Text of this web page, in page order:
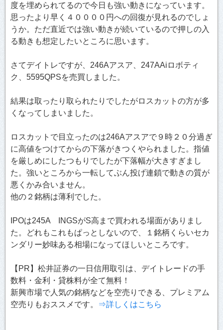
度を埋められてるので今日も強い動きになっています。
思ったより早く４００００円への回復が見れるのでしょ
うか。ただ直近では強い動きが続いているので押しの入
る動きも想定したいところに思います。
さてデイトレですが、246Aアスア、247AAiロボティ
ク、5595QPSを売買しました。
結果は取ったり取られたりでしたがロスカットの方が多
くなってしまいました。
ロスカットで目立ったのは246Aアスアで９時２０分過ぎ
に高値をつけてからの下落がきつくやられました。指値
を厳しめにしたつもりでしたが下落幅が大きすぎまし
た。強いところから一転してぶん投げ連鎖で動きの質が
悪くかみ合いません。
他の２銘柄は薄利でした。
IPOは245A INGSがS高まで買われる場面がありまし
た。どれもこれもぱっとしないので、１銘柄くらいセカ
ンダリー妙味ある相場になってほしいところです。
【PR】松井証券の一日信用取引は、デイトレードの手
数料・金利・貸株料が全て無料！
新興市場で人気の銘柄などを空売りできる、プレミアム
空売りもおススメです。
⇒詳しくはこちら